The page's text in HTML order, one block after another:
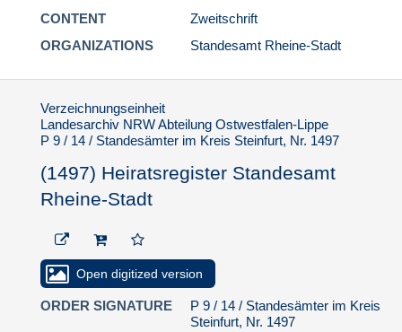
Standesamt Rheine-
Stadt
Standesamt Rheine-
Stadt
CONTENT
Zweitschrift
ORGANIZATIONS
Standesamt Rheine-Stadt
Verzeichnungseinheit
Landesarchiv NRW Abteilung Ostwestfalen-Lippe
P 9 / 14 / Standesämter im Kreis Steinfurt, Nr. 1497
(1497) Heiratsregister Standesamt
Rheine-Stadt
Open digitized version
ORDER SIGNATURE
P 9 / 14 / Standesämter im Kreis
Steinfurt, Nr. 1497